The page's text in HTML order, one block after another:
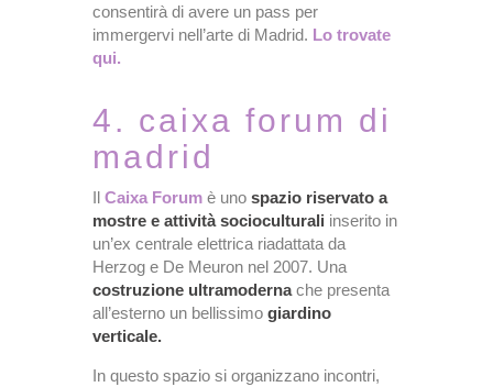
consentirà di avere un pass per
immergervi nell’arte di Madrid. Lo trovate
qui.
4. caixa forum di
madrid
Il Caixa Forum è uno spazio riservato a
mostre e attività socioculturali inserito in
un’ex centrale elettrica riadattata da
Herzog e De Meuron nel 2007. Una
costruzione ultramodernache presenta
all’esterno un bellissimo giardino
verticale.
In questo spazio si organizzano incontri,